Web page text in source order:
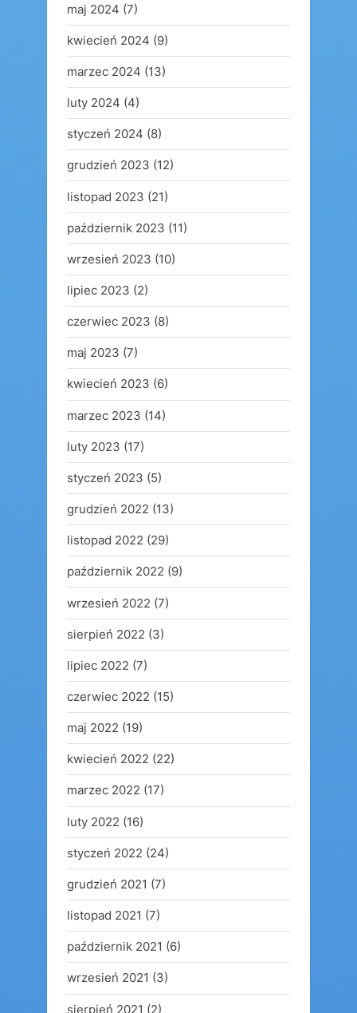
maj 2024 (7)
kwiecień 2024 (9)
marzec 2024 (13)
luty 2024 (4)
styczeń 2024 (8)
grudzień 2023 (12)
listopad 2023 (21)
październik 2023 (11)
wrzesień 2023 (10)
lipiec 2023 (2)
czerwiec 2023 (8)
maj 2023 (7)
kwiecień 2023 (6)
marzec 2023 (14)
luty 2023 (17)
styczeń 2023 (5)
grudzień 2022 (13)
listopad 2022 (29)
październik 2022 (9)
wrzesień 2022 (7)
sierpień 2022 (3)
lipiec 2022 (7)
czerwiec 2022 (15)
maj 2022 (19)
kwiecień 2022 (22)
marzec 2022 (17)
luty 2022 (16)
styczeń 2022 (24)
grudzień 2021 (7)
listopad 2021 (7)
październik 2021 (6)
wrzesień 2021 (3)
sierpień 2021 (2)